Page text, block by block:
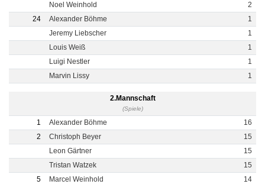
Noel Weinhold
2
24
Alexander Böhme
1
Jeremy Liebscher
1
Louis Weiß
1
Luigi Nestler
1
Marvin Lissy
1
2.Mannschaft
(Spiele)
1 Alexander Böhme
16
2
Christoph Beyer
15
Leon Gärtner
15
Tristan Watzek
15
5
Marcel Weinhold
14